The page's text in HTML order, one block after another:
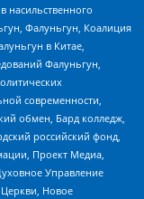
насильственного
Фалуньгун, Коалиция
в Китае,
Фалуньгун,
современности,
обмен, Бард колледж,
российский фонд,
Проект Медиа,
Управление
Церкви, Новое